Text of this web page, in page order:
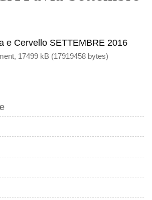
e Cervello SETTEMBRE 2016
17499 kB (17919458 bytes)